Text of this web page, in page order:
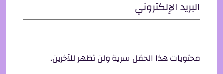
البريد الإلكتروني
محتويات هذا الحقل سرية ولن تظهر للآخرين.